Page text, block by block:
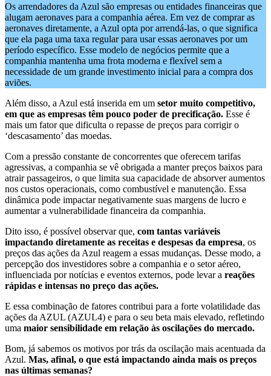
Os arrendadores da Azul são empresas ou entidades financeiras que
alugam aeronaves para a companhia aérea. Em vez de comprar as
aeronaves diretamente, a Azul opta por arrendá-las, o que significa
que ela paga uma taxa regular para usar essas aeronaves por um
período específico. Esse modelo de negócios permite que a
companhia mantenha uma frota moderna e flexível sem a
necessidade de um grande investimento inicial para a compra dos
aviões.
Além disso, a Azul está inserida em um setor muito competitivo,
em que as empresas têm pouco poder de precificação. Esse é
mais um fator que dificulta o repasse de preços para corrigir o
‘descasamento’ das moedas.
Com a pressão constante de concorrentes que oferecem tarifas
agressivas, a companhia se vê obrigada a manter preços baixos para
atrair passageiros, o que limita sua capacidade de absorver aumentos
nos custos operacionais, como combustível e manutenção. Essa
dinâmica pode impactar negativamente suas margens de lucro e
aumentar a vulnerabilidade financeira da companhia.
Dito isso, é possível observar que, com tantas variáveis
impactando diretamente as receitas e despesas da empresa, os
preços das ações da Azul reagem a essas mudanças. Desse modo, a
percepção dos investidores sobre a companhia e o setor aéreo,
influenciada por notícias e eventos externos, pode levar a reações
rápidas e intensas no preço das ações.
E essa combinação de fatores contribui para a forte volatilidade das
ações da AZUL (AZUL4) e para o seu beta mais elevado, refletindo
uma maior sensibilidade em relação às oscilações do mercado.
Bom, já sabemos os motivos por trás da oscilação mais acentuada da
Azul. Mas, afinal, o que está impactando ainda mais os preços
nas últimas semanas?